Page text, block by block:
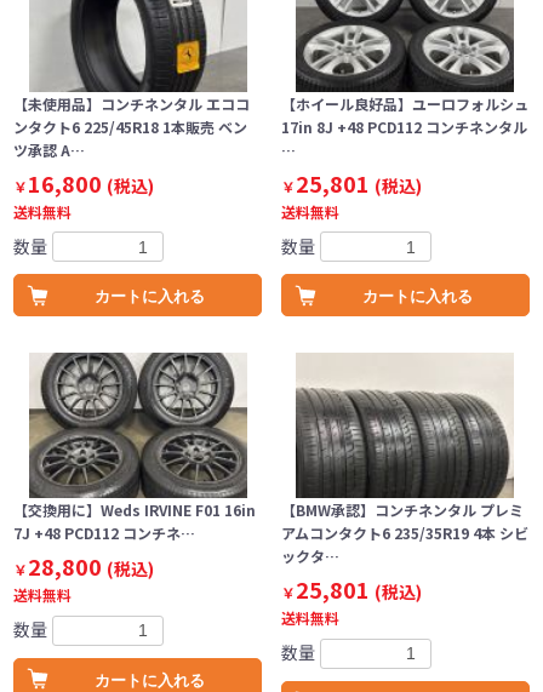
【未使用品】コンチネンタル エココ
ンタクト6 225/45R18 1本販売 ベン
ツ承認 A…
￥16,800 (税込)
送料無料
数量
カートに入れる
【ホイール良好品】ユーロフォルシュ
17in 8J +48 PCD112 コンチネンタル
…
￥25,801 (税込)
送料無料
数量
カートに入れる
【交換用に】Weds IRVINE F01 16in
7J +48 PCD112 コンチネ…
￥28,800 (税込)
送料無料
数量
カートに入れる
【BMW承認】コンチネンタル プレミ
アムコンタクト6 235/35R19 4本 シビ
ックタ…
￥25,801 (税込)
送料無料
数量